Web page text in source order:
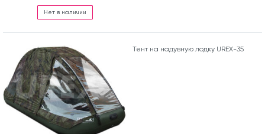
Нет в наличии
Тент на надувную лодку UREX-35